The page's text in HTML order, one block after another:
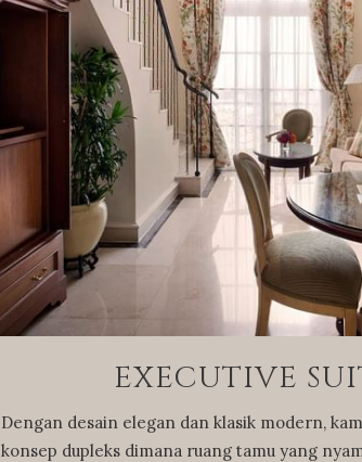
EXECUTIVE
Dengan desain elegan dan klasik modern,
konsep dupleks dimana ruang tamu yang